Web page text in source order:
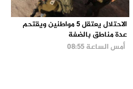
الاحتلال يعتقل 5 مواطنين ويقتحم
عدة مناطق بالضفة
أمس الساعة 08:55